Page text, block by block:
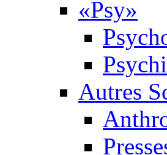
«Psy»
Autres